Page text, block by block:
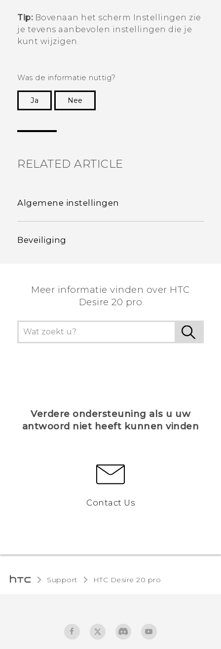
Tip:Bovenaan het scherm Instellingen zie
je tevens aanbevolen instellingen die je
kunt wijzigen.
Was de informatie nuttig?
Ja
Nee
RELATED ARTICLE
Algemene instellingen
Beveiliging
Meer informatie vinden over ‎HTC
Desire 20 pro
Verdere ondersteuning als u uw
antwoord niet heeft kunnen vinden
Contact Us
Support ‎HTC Desire 20 pro‎